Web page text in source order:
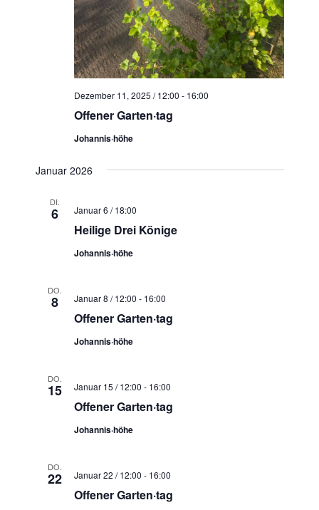
Offener Garten·tag
Dezember 11, 2025 / 12:00 - 16:00
Johannis·höhe
Januar 2026
DI.
6
Heilige Drei Könige
Januar 6 / 18:00
Johannis·höhe
DO.
8
Offener Garten·tag
Januar 8 / 12:00 - 16:00
Johannis·höhe
DO.
15
Offener Garten·tag
Januar 15 / 12:00 - 16:00
Johannis·höhe
DO.
22
Offener Garten·tag
Januar 22 / 12:00 - 16:00